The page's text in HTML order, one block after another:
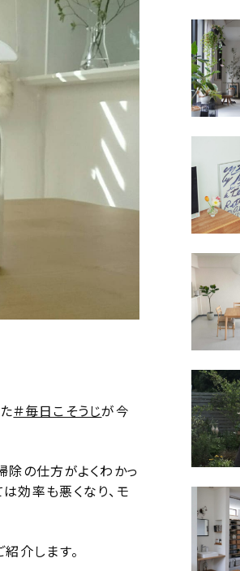
＃毎日こそうじが今
除の仕方がよくわかっ
効率も悪くなり、モ
介します。